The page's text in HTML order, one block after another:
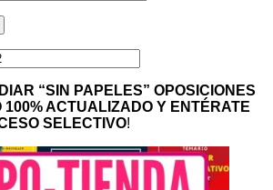
“SIN PAPELES” OPOSICIONES
100% ACTUALIZADO Y ENTÉRATE
SELECTIVO!